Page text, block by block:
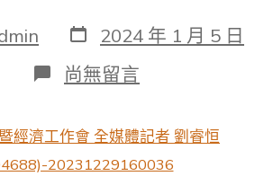
發
表
日
期
2024 年 1 月 5 日
在
〈市
十
二
屆
尚無留言